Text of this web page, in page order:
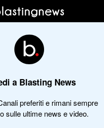
a Blasting News
preferiti e rimani sempre
sulle ultime news e video.